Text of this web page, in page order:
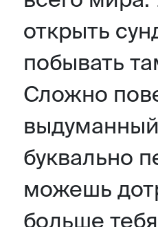
открыть
побывать
Сложно
буквально
можешь
больше